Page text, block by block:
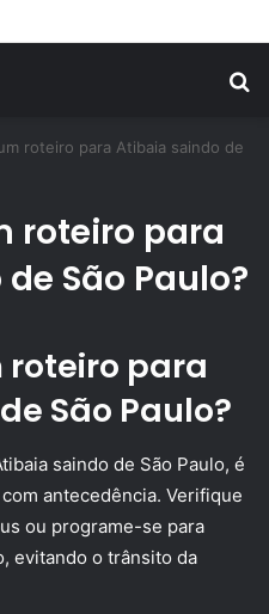
roteiro para Atibaia saindo de
roteiro para
São Paulo?
roteiro para
São Paulo?
saindo de São Paulo, é
antecedência. Verifique
ou programe-se para
evitando o trânsito da